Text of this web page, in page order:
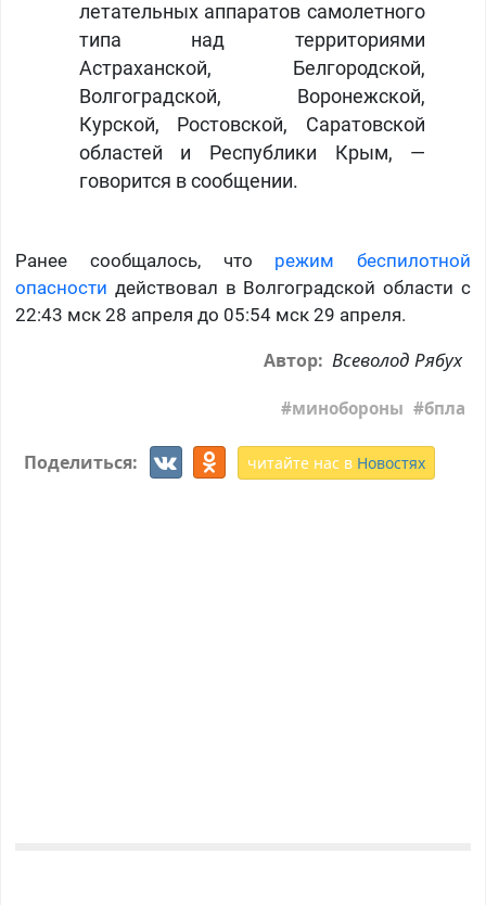
летательных аппаратов самолетного
типа над территориями
Астраханской, Белгородской,
Волгоградской, Воронежской,
Курской, Ростовской, Саратовской
областей и Республики Крым, —
говорится в сообщении.
Ранее сообщалось, что режим беспилотной
опасности действовал в Волгоградской области с
22:43 мск 28 апреля до 05:54 мск 29 апреля.
Автор: Всеволод Рябух
минобороны бпла
Поделиться: читайте нас в Новостях